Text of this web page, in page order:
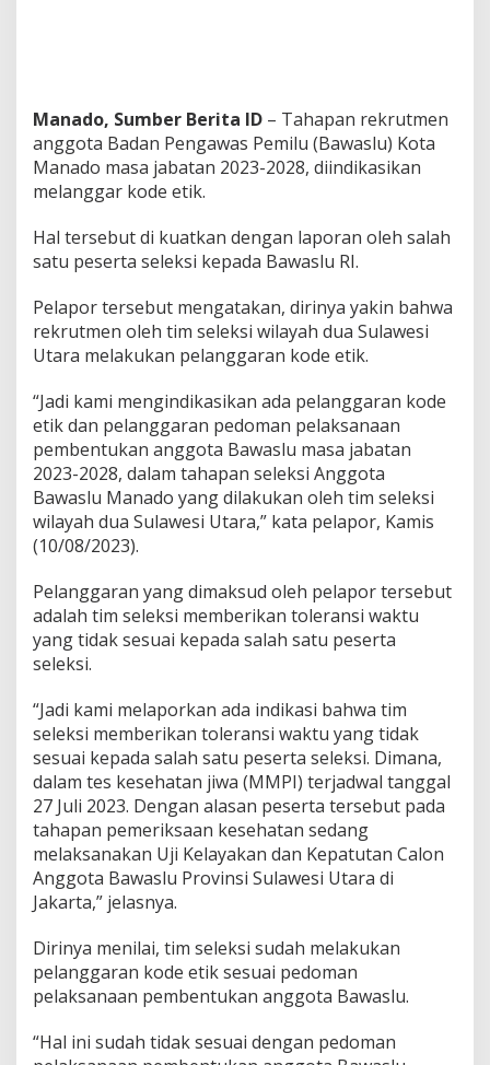
w
a
s
l
u
a
n
a
o
D
i
s
n
y
a
l
i
r
M
a
n
g
g
K
o
d
e
E
t
k
Manado, Sumber Berita ID – Tahapan rekrutmen
anggota Badan Pengawas Pemilu (Bawaslu) Kota
Manado masa jabatan 2023-2028, diindikasikan
melanggar kode etik.
Hal tersebut di kuatkan dengan laporan oleh salah
satu peserta seleksi kepada Bawaslu RI.
Pelapor tersebut mengatakan, dirinya yakin bahwa
rekrutmen oleh tim seleksi wilayah dua Sulawesi
Utara melakukan pelanggaran kode etik.
“Jadi kami mengindikasikan ada pelanggaran kode
etik dan pelanggaran pedoman pelaksanaan
pembentukan anggota Bawaslu masa jabatan
2023-2028, dalam tahapan seleksi Anggota
Bawaslu Manado yang dilakukan oleh tim seleksi
wilayah dua Sulawesi Utara,” kata pelapor, Kamis
(10/08/2023).
Pelanggaran yang dimaksud oleh pelapor tersebut
adalah tim seleksi memberikan toleransi waktu
yang tidak sesuai kepada salah satu peserta
seleksi.
“Jadi kami melaporkan ada indikasi bahwa tim
seleksi memberikan toleransi waktu yang tidak
sesuai kepada salah satu peserta seleksi. Dimana,
dalam tes kesehatan jiwa (MMPI) terjadwal tanggal
27 Juli 2023. Dengan alasan peserta tersebut pada
tahapan pemeriksaan kesehatan sedang
melaksanakan Uji Kelayakan dan Kepatutan Calon
Anggota Bawaslu Provinsi Sulawesi Utara di
Jakarta,” jelasnya.
Dirinya menilai, tim seleksi sudah melakukan
pelanggaran kode etik sesuai pedoman
pelaksanaan pembentukan anggota Bawaslu.
“Hal ini sudah tidak sesuai dengan pedoman